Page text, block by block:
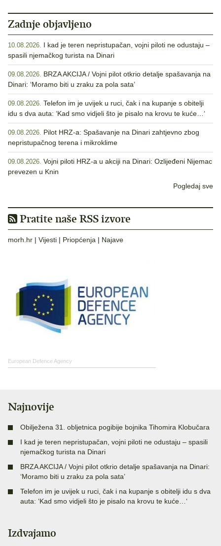
Zadnje objavljeno
10.08.2026. I kad je teren nepristupačan, vojni piloti ne odustaju –
spasili njemačkog turista na Dinari
09.08.2026. BRZA AKCIJA / Vojni pilot otkrio detalje spašavanja na
Dinari: ‘Moramo biti u zraku za pola sata’
09.08.2026. Telefon im je uvijek u ruci, čak i na kupanje s obitelji
idu s dva auta: ‘Kad smo vidjeli što je pisalo na krovu te kuće…‘
09.08.2026. Pilot HRZ-a: Spašavanje na Dinari zahtjevno zbog
nepristupačnog terena i mikroklime
09.08.2026. Vojni piloti HRZ-a u akciji na Dinari: Ozlijeđeni Nijemac
prevezen u Knin
Pogledaj sve
Pratite naše RSS izvore
morh.hr | Vijesti | Priopćenja | Najave
European Defence Agency
Najnovije
Obilježena 31. obljetnica pogibije bojnika Tihomira Klobučara
I kad je teren nepristupačan, vojni piloti ne odustaju – spasili
njemačkog turista na Dinari
BRZA AKCIJA / Vojni pilot otkrio detalje spašavanja na Dinari:
‘Moramo biti u zraku za pola sata’
Telefon im je uvijek u ruci, čak i na kupanje s obitelji idu s dva
auta: ‘Kad smo vidjeli što je pisalo na krovu te kuće…‘
Izdvajamo